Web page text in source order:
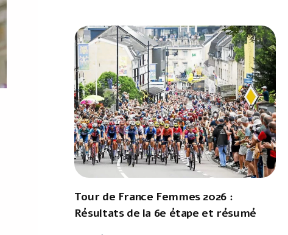
Tour de France Femmes 2026 :
Résultats de la 6e étape et résumé